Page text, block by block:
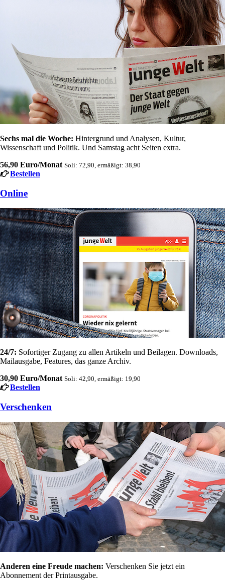
Sechs mal die Woche: Hintergrund und Analysen, Kultur,
Wissenschaft und Politik. Und Samstag acht Seiten extra.
56,90 Euro/Monat Soli: 72,90, ermäßigt: 38,90
Bestellen
Online
24/7: Sofortiger Zugang zu allen Artikeln und Beilagen. Downloads,
Mailausgabe, Features, das ganze Archiv.
30,90 Euro/Monat Soli: 42,90, ermäßigt: 19,90
Bestellen
Verschenken
Anderen eine Freude machen: Verschenken Sie jetzt ein
Abonnement der Printausgabe.